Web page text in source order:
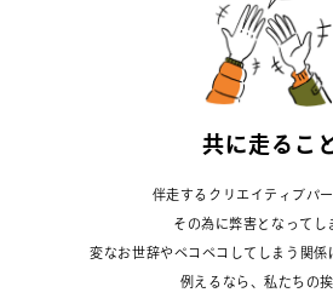
共に走 る こ
伴走するクリエイティブパー
その為に弊害となってし
変なお世辞やペコペコしてしまう関係
例えるなら、私たちの